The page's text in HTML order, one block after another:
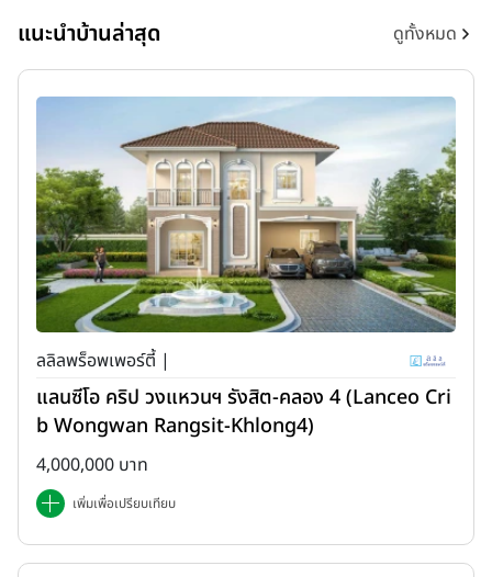
แนะนำบ้านล่าสุด ดูทั้งหมด
ลลิลพร็อพเพอร์ตี้ |
แลนซีโอ คริป วงแหวนฯ รังสิต-คลอง 4 (Lanceo Cri
b Wongwan Rangsit-Khlong4)
4,000,000 บาท
เพิ่มเพื่อเปรียบเทียบ